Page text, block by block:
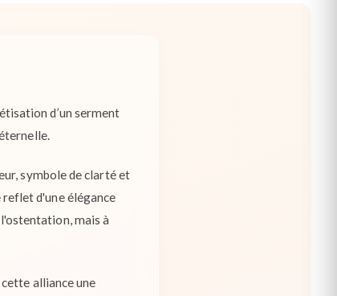
d’un serment
symbole de clarté et
reflet d'une élégance
mais à
cette alliance une